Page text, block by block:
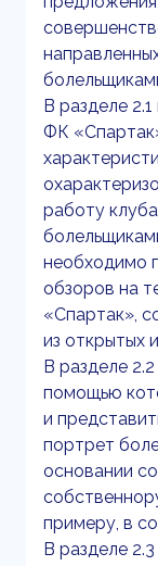
В разделе
ФК
работу
необходимо
обзоров на
«Спартак»,
из открытых
В разделе
помощью
и
портрет
основании
примеру, в
В разделе